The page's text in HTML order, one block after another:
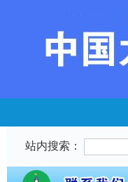
站内搜索：